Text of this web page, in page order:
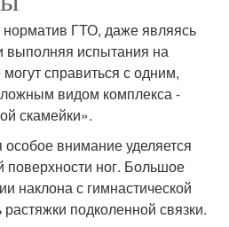
ГТО, даже являясь
испытания на
справиться с одним,
видом комплекса -
скамейки».
внимание уделяется
поверхности ног. Большое
наклона с гимнастической
подколенной связки.